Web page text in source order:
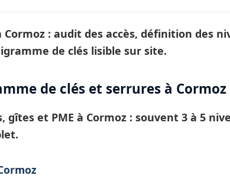
Cormoz : audit des accès, définition des
de clés lisible sur site.
de clés et serrures à Cormoz
gîtes et PME à Cormoz : souvent 3 à 5